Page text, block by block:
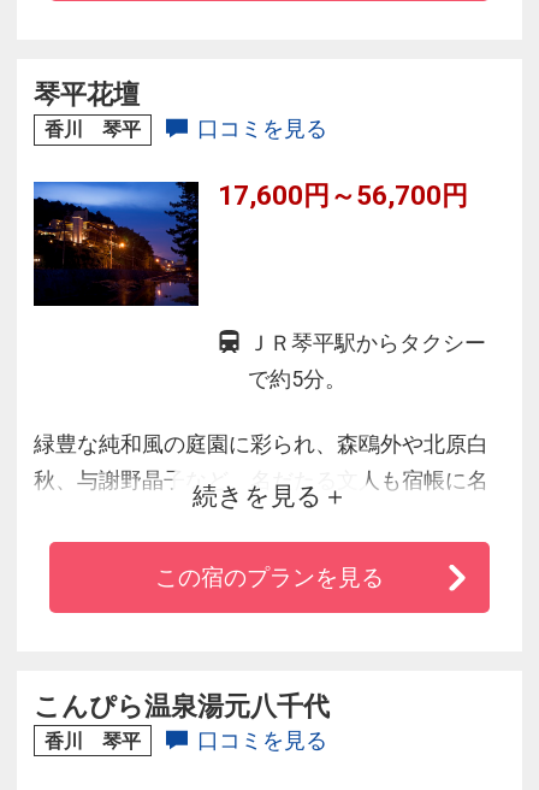
■こんぴら温泉郷の温泉を引き込んだ大浴場
■姉妹館の紅梅亭、桜の抄の温泉湯めぐりも可
琴平花壇
香川 琴平 口コミを見る
17,600円～56,700円
ＪＲ琴平駅からタクシー
で約5分。
緑豊な純和風の庭園に彩られ、森鴎外や北原白
秋、与謝野晶子など、名だたる文人も宿帳に名
を連ねる伝統の宿です。展望大浴場からは讃岐
富士を遠望し、門前町琴平の町並みを一望する
ことができます。四季薫る「琴平花壇」で、ゆ
続きを見る
この宿のプランを見る
こんぴら温泉湯元八千代
香川 琴平 口コミを見る